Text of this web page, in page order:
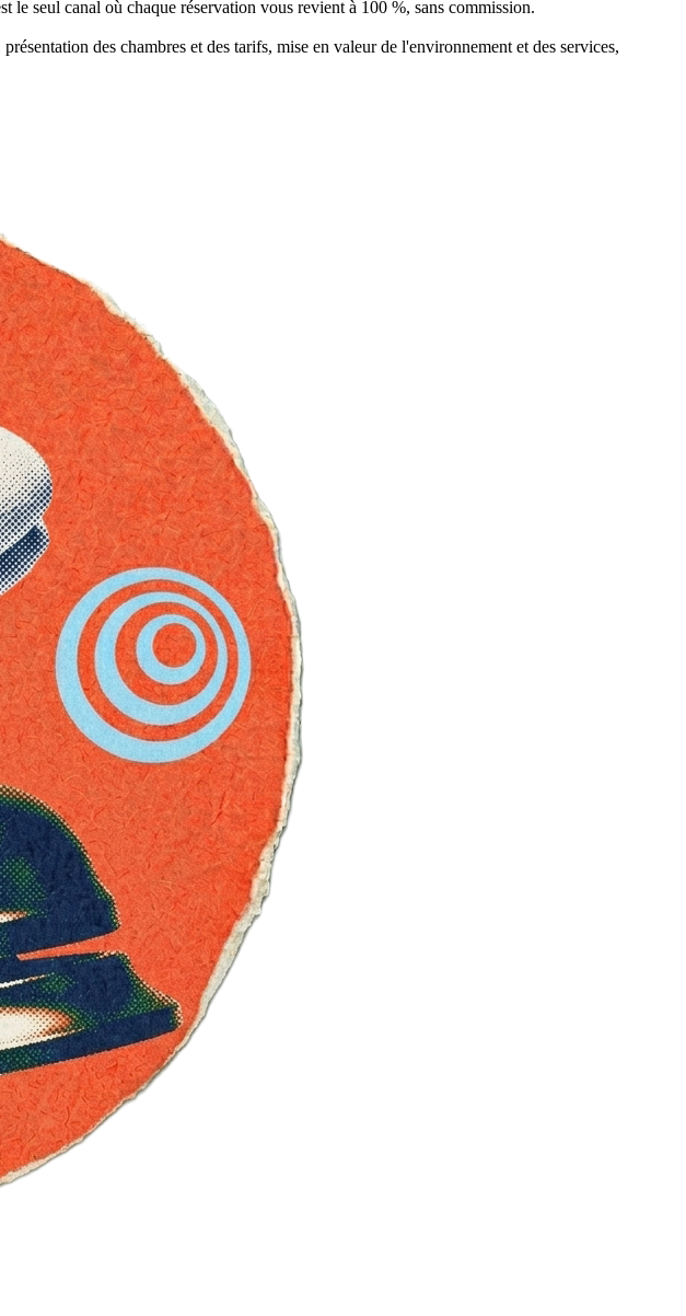
seul canal où chaque réservation vous revient à 100 %, sans commission.
des chambres et des tarifs, mise en valeur de l'environnement et des services,